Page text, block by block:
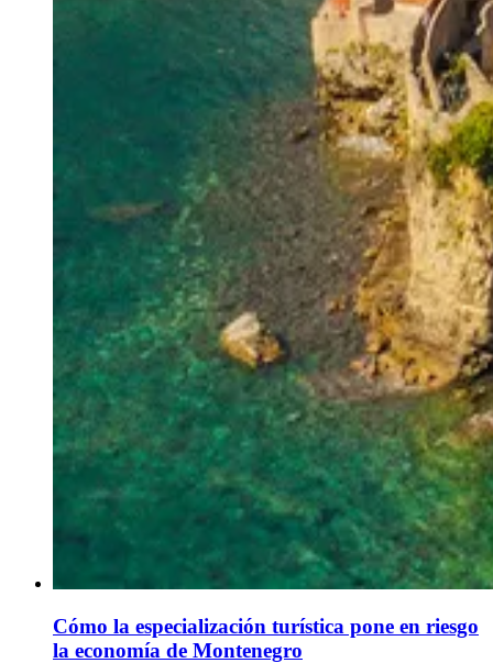
Cómo la especialización turística pone en riesgo
la economía de Montenegro